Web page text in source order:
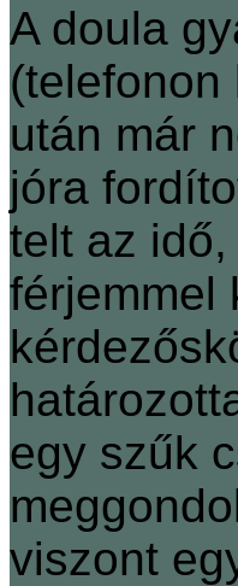
A doula
után már
jóra
telt az
férjemmel
egy szűk
viszont